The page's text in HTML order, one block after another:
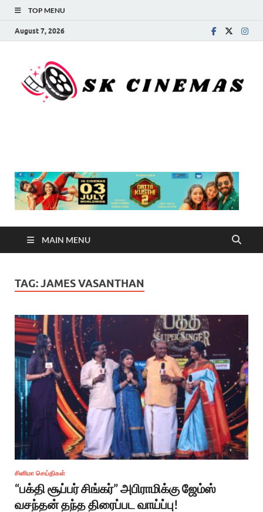
TOP MENU
August 7, 2026
MAIN MENU
TAG:JAMES VASANTHAN
சினிமா செய்திகள்
“பக்தி சூப்பர் சிங்கர்” அபிராமிக்கு ஜேம்ஸ்
வசந்தன் தந்த திரைப்பட வாய்ப்பு!